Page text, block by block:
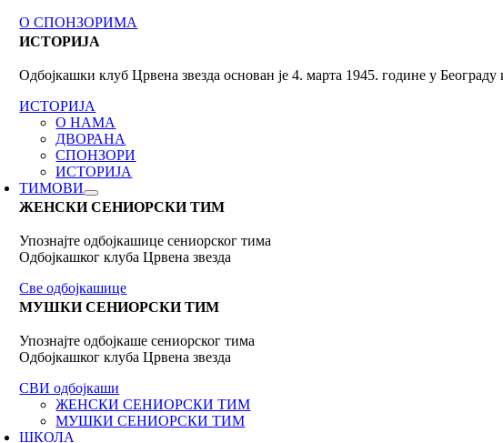
О СПОНЗОРИМА
ИСТОРИЈА
Одбојкашки клуб Црвена звезда основан је 4. марта 1945. године у
ИСТОРИЈА
О НАМА
ДВОРАНА
СПОНЗОРИ
ИСТОРИЈА
ТИМОВИ
ЖЕНСКИ СЕНИОРСКИ ТИМ
Упознајте одбојкашице сениорског тима
Одбојкашког клуба Црвена звезда
Све одбојкашице
МУШКИ СЕНИОРСКИ ТИМ
Упознајте одбојкаше сениорског тима
Одбојкашког клуба Црвена звезда
СВИ одбојкаши
ЖЕНСКИ СЕНИОРСКИ ТИМ
МУШКИ СЕНИОРСКИ ТИМ
ШКОЛА